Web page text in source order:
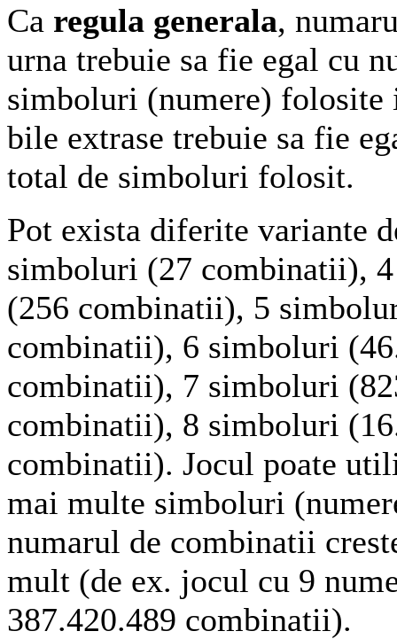
Ca regula generala,
urna trebuie sa fie egal cu
simboluri (numere) folosite
bile extrase trebuie sa fie
total de simboluri folosit.
Pot exista diferite variante
simboluri (27 combinatii),
(256 combinatii), 5
combinatii), 6 simboluri
combinatii), 7 simboluri
combinatii), 8 simboluri
combinatii). Jocul poate
mai multe simboluri
numarul de combinatii
mult (de ex. jocul cu 9
387.420.489 combinatii).